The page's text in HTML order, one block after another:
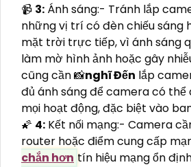
📹 3: Ánh sáng:- Tránh lắp
những vị trí có đèn chiếu sáng
mặt trời trực tiếp, vì ánh sáng
làm mờ hình ảnh hoặc gây
cũng cần 📸nghĩ Đến lắp
đủ ánh sáng để camera có
mọi hoạt động, đặc biệt vào
🌠 4: Kết nối mạng:- Camera
router hoặc điểm cung cấp
chắn hơn tín hiệu mạng ổn